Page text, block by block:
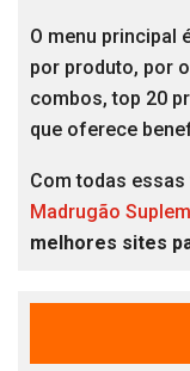
O menu principal
por produto, por
combos, top 20
que oferece
Com todas
Madrugão
melhores sites